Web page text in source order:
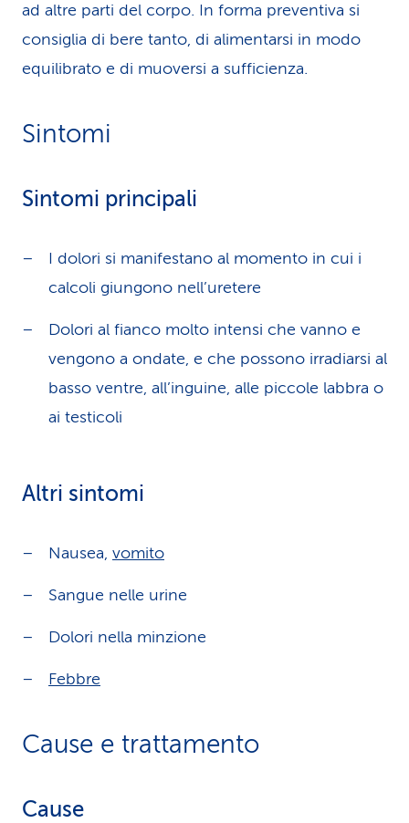
ad altre parti del corpo. In forma preventiva si
consiglia di bere tanto, di alimentarsi in modo
equilibrato e di muoversi a sufficienza.
Sintomi
Sintomi principali
I dolori si manifestano al momento in cui i
calcoli giungono nell’uretere
Dolori al fianco molto intensi che vanno e
vengono a ondate, e che possono irradiarsi al
basso ventre, all’inguine, alle piccole labbra o
ai testicoli
Altri sintomi
Nausea, vomito
Sangue nelle urine
Dolori nella minzione
Febbre
Cause e trattamento
Cause